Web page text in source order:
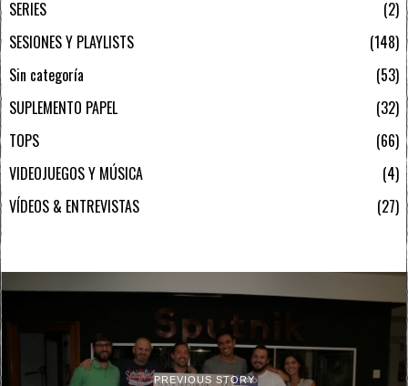
SERIES
2
SESIONES Y PLAYLISTS
148
Sin categoría
53
SUPLEMENTO PAPEL
32
TOPS
66
VIDEOJUEGOS Y MÚSICA
4
VÍDEOS & ENTREVISTAS
27
PREVIOUS STORY